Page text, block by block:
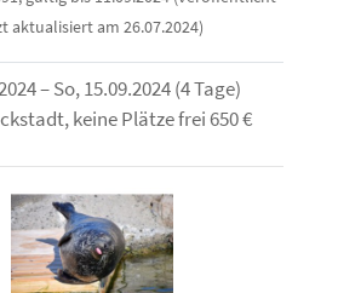
aktualisiert am 26.07.2024)
– So, 15.09.2024 (4 Tage)
keine Plätze frei 650 €